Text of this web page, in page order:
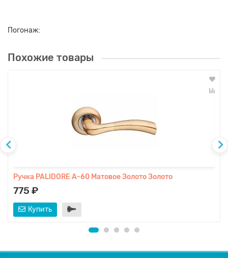
Погонаж:
Похожие товары
Ручка PALIDORE A-60 Матовое Золото Золото
775 ₽
Купить